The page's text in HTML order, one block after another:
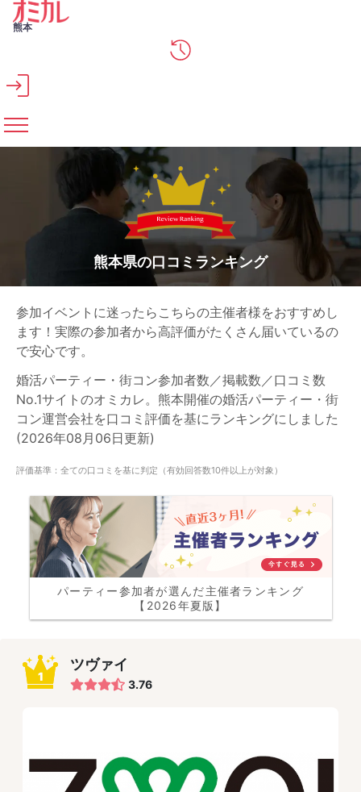
メインコンテンツへスキップ
熊本
熊本県の口コミランキング
参加イベントに迷ったらこちらの主催者様をおすすめし
ます！実際の参加者から高評価がたくさん届いているの
で安心です。
婚活パーティー・街コン参加者数／掲載数／口コミ数
No.1サイトのオミカレ。熊本開催の婚活パーティー・街
コン運営会社を口コミ評価を基にランキングにしました
(2026年08月06日更新)
評価基準：全ての口コミを基に判定（有効回答数10件以上が対象）
パーティー参加者が選んだ主催者ランキング
【2026年夏版】
1
ツヴァイ
3.76